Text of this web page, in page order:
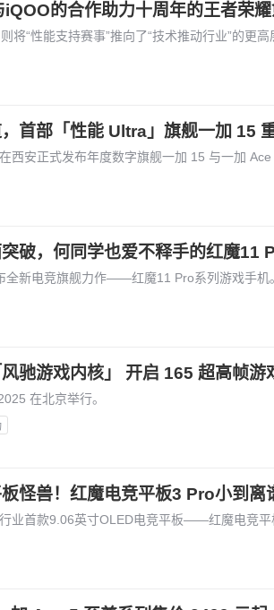
的合作助力十周年的王者荣
将“性能支持赛事”推向了“技术推动行业”的更高
首部「性能 Ultra」旗舰一加 15
西安正式发布年度数字旗舰一加 15 与一加 Ace
破，何同学也爱不释手的红魔11
全新电竞旗舰力作——红魔11 Pro系列游戏手机。
驰游戏内核」 开启 165 超高帧游
在北京举行。
怪兽！红魔电竞平板3 Pro小到离
业首款9.06英寸OLED电竞平板——红魔电竞平